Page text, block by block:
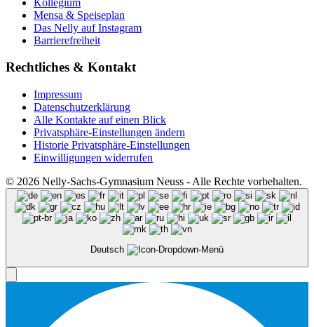
Mensa & Speiseplan
Das Nelly auf Instagram
Barrierefreiheit
Rechtliches & Kontakt
Impressum
Datenschutzerklärung
Alle Kontakte auf einen Blick
Privatsphäre-Einstellungen ändern
Historie Privatsphäre-Einstellungen
Einwilligungen widerrufen
© 2026 Nelly-Sachs-Gymnasium Neuss - Alle Rechte vorbehalten.
Deutsch